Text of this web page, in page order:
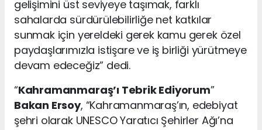
gelişimini üst seviyeye taşımak, farklı
sahalarda sürdürülebilirliğe net katkılar
sunmak için yereldeki gerek kamu gerek özel
paydaşlarımızla istişare ve iş birliği yürütmeye
devam edeceğiz” dedi.
“Kahramanmaraş’ı Tebrik Ediyorum”
Bakan Ersoy, “Kahramanmaraş’ın, edebiyat
şehri olarak UNESCO Yaratıcı Şehirler Ağı’na